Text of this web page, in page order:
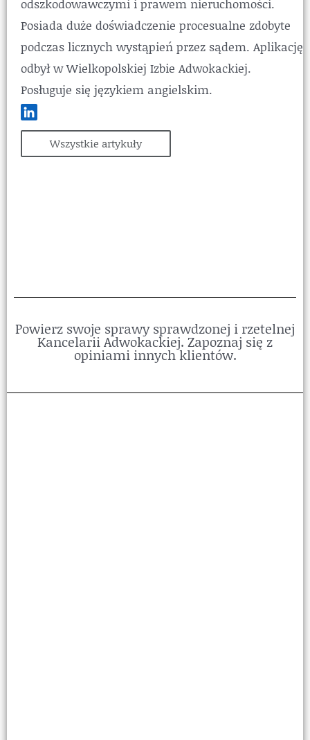
odszkodowawczymi i prawem nieruchomości.
Posiada duże doświadczenie procesualne zdobyte
podczas licznych wystąpień przez sądem. Aplikację
odbył w Wielkopolskiej Izbie Adwokackiej.
Posługuje się językiem angielskim.
Wszystkie artykuły
Powierz swoje sprawy sprawdzonej i rzetelnej
Kancelarii Adwokackiej. Zapoznaj się z
opiniami innych klientów.